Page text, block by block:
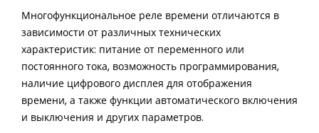
Многофункциональное реле времени отличаются в
зависимости от различных технических
характеристик: питание от переменного или
постоянного тока, возможность программирования,
наличие цифрового дисплея для отображения
времени, а также функции автоматического включения
и выключения и других параметров.